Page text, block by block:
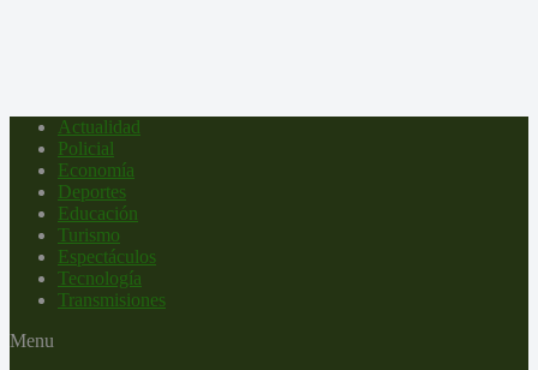
Actualidad
Policial
Economía
Deportes
Educación
Turismo
Espectáculos
Tecnología
Transmisiones
Menu